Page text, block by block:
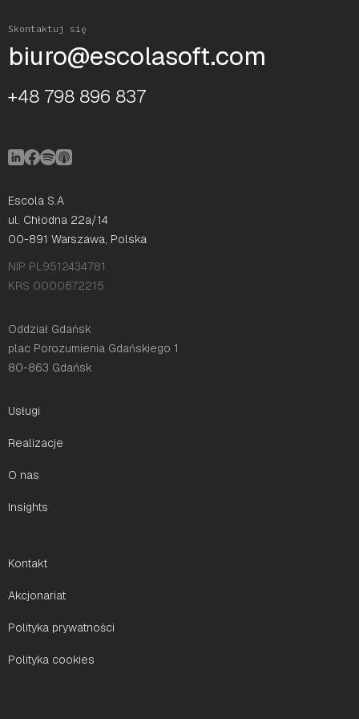
Skontaktuj się
biuro@escolasoft.com
+48 798 896 837
Escola S.A
ul. Chłodna 22a/14
00-891 Warszawa, Polska
NIP PL9512434781
KRS 0000672215
Oddział Gdańsk
plac Porozumienia Gdańskiego 1
80-863 Gdańsk
Usługi
Realizacje
O nas
Insights
Kontakt
Akcjonariat
Polityka prywatności
Polityka cookies